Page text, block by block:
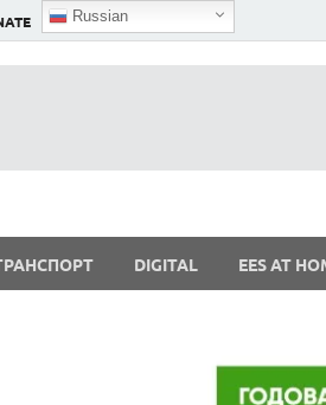
Russian
DIGITAL EES AT